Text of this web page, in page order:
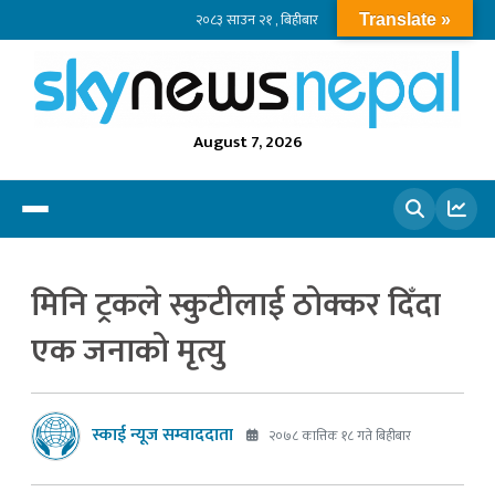
२०८३ साउन २१ , बिहीबार
August 7, 2026
मिनि ट्रकले स्कुटीलाई ठोक्कर दिँदा
एक जनाको मृत्यु
स्काई न्यूज सम्वाददाता २०७८ कात्तिक १८ गते बिहीबार
Translate »